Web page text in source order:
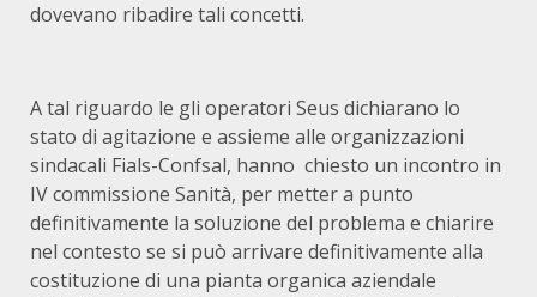
dovevano ribadire tali concetti.
A tal riguardo le gli operatori Seus dichiarano lo
stato di agitazione e assieme alle organizzazioni
sindacali Fials-Confsal, hanno chiesto un incontro in
IV commissione Sanità, per metter a punto
definitivamente la soluzione del problema e chiarire
nel contesto se si può arrivare definitivamente alla
costituzione di una pianta organica aziendale